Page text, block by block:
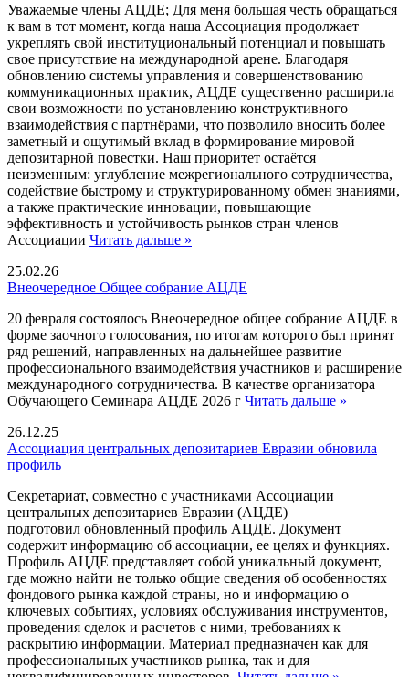
Уважаемые члены АЦДЕ; Для меня большая честь обращаться
к вам в тот момент, когда наша Ассоциация продолжает
укреплять свой институциональный потенциал и повышать
свое присутствие на международной арене. Благодаря
обновлению системы управления и совершенствованию
коммуникационных практик, АЦДЕ существенно расширила
свои возможности по установлению конструктивного
взаимодействия с партнёрами, что позволило вносить более
заметный и ощутимый вклад в формирование мировой
депозитарной повестки. Наш приоритет остаётся
неизменным: углубление межрегионального сотрудничества,
содействие быстрому и структурированному обмен знаниями,
а также практические инновации, повышающие
эффективность и устойчивость рынков стран членов
Ассоциации Читать дальше »
25.02.26
Внеочередное Общее собрание АЦДЕ
20 февраля состоялось Внеочередное общее собрание АЦДЕ в
форме заочного голосования, по итогам которого был принят
ряд решений, направленных на дальнейшее развитие
профессионального взаимодействия участников и расширение
международного сотрудничества. В качестве организатора
Обучающего Семинара АЦДЕ 2026 г Читать дальше »
26.12.25
Ассоциация центральных депозитариев Евразии обновила
профиль
Секретариат, совместно с участниками Ассоциации
центральных депозитариев Евразии (АЦДЕ)
подготовил обновленный профиль АЦДЕ. Документ
содержит информацию об ассоциации, ее целях и функциях.
Профиль АЦДЕ представляет собой уникальный документ,
где можно найти не только общие сведения об особенностях
фондового рынка каждой страны, но и информацию о
ключевых событиях, условиях обслуживания инструментов,
проведения сделок и расчетов с ними, требованиях к
раскрытию информации. Материал предназначен как для
профессиональных участников рынка, так и для